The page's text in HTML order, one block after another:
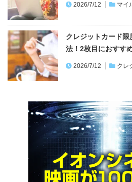
2026/7/12 マイ
クレジットカード
法！2枚目におすす
2026/7/12 クレ